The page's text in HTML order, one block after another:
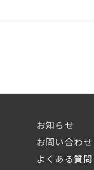
お知らせ
お問い合わせ
よくある質問